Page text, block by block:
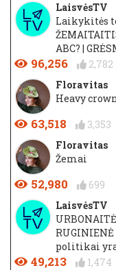
LaisvėsTV
Laikykitės
ABC? |
96,256 2,782
Floravitas
Heavy
63,518 3,353
Floravitas
Žemai
52,980 699
LaisvėsTV
RUGINIENĖ
politikai
49,213 1,474